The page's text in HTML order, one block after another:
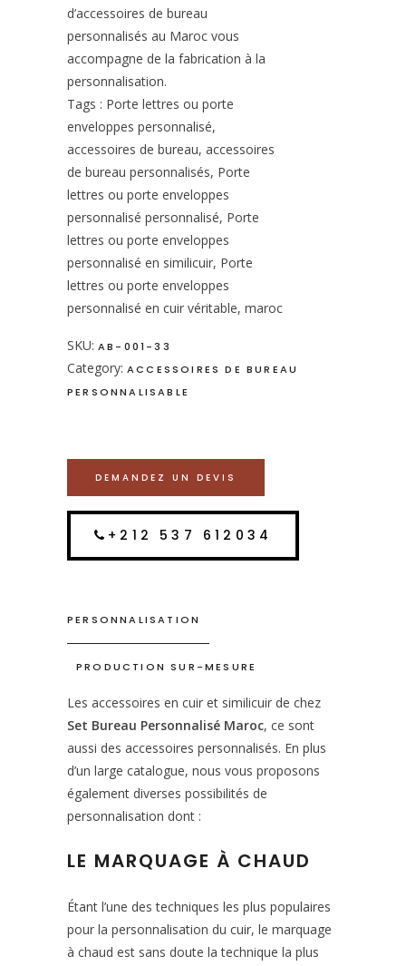
d’accessoires de bureau
personnalisés au Maroc vous
accompagne de la fabrication à la
personnalisation.
Tags : Porte lettres ou porte
enveloppes personnalisé,
accessoires de bureau, accessoires
de bureau personnalisés, Porte
lettres ou porte enveloppes
personnalisé personnalisé, Porte
lettres ou porte enveloppes
personnalisé en similicuir, Porte
lettres ou porte enveloppes
personnalisé en cuir véritable, maroc
SKU: AB-001-33
Category: ACCESSOIRES DE BUREAU
PERSONNALISABLE
DEMANDEZ UN DEVIS
+212 537 612034
PERSONNALISATION
PRODUCTION SUR-MESURE
Les accessoires en cuir et similicuir de chez
Set Bureau Personnalisé Maroc, ce sont
aussi des accessoires personnalisés. En plus
d’un large catalogue, nous vous proposons
également diverses possibilités de
personnalisation dont :
LE MARQUAGE À CHAUD
Étant l’une des techniques les plus populaires
pour la personnalisation du cuir, le marquage
à chaud est sans doute la technique la plus